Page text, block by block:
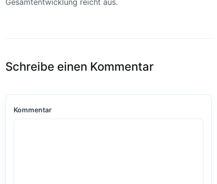
Gesamtentwicklung reicht aus.
Schreibe einen Kommentar
Kommentar